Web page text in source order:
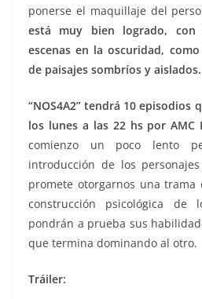
ponerse el maquillaje del
está muy bien logrado, con
escenas en la oscuridad,
de paisajes sombríos y aislados.
“NOS4A2” tendrá 10 episodios
los lunes a las 22 hs por AMC
comienzo un poco lento
introducción de los
promete otorgarnos una trama
construcción psicológica de
pondrán a prueba sus
que termina dominando al otro.
Tráiler: